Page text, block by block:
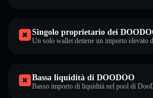
Singolo proprietario dei
Un solo wallet detiene un importo elevato
Bassa liquidità di DOODOO
Basso importo di liquidità nel pool di